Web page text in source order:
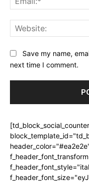
Save my name,
next time I comment.